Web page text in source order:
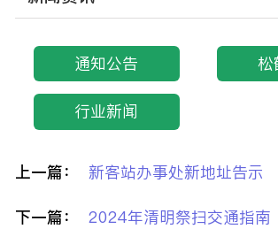
通知公告 松
行业新闻
上一篇： 新客站办事处新地址告示
下一篇： 2024年清明祭扫交通指南